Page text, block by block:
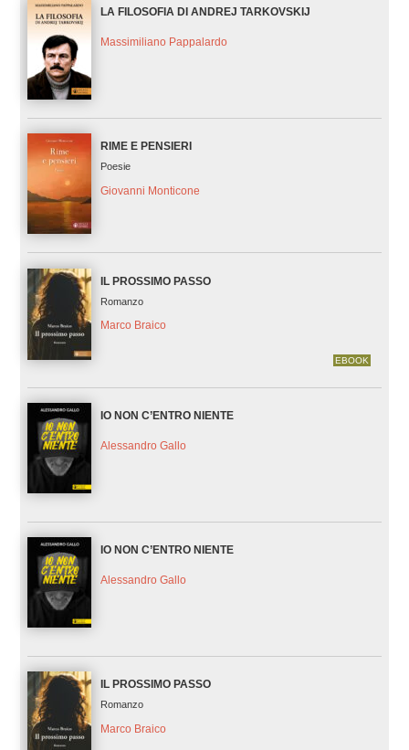
LA FILOSOFIA DI ANDREJ TARKOVSKIJ
Massimiliano Pappalardo
RIME E PENSIERI
Poesie
Giovanni Monticone
IL PROSSIMO PASSO
Romanzo
Marco Braico
EBOOK
IO NON C’ENTRO NIENTE
Alessandro Gallo
IO NON C’ENTRO NIENTE
Alessandro Gallo
IL PROSSIMO PASSO
Romanzo
Marco Braico